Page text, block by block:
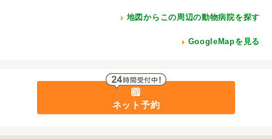
地図からこの周辺の動物病院を探す
GoogleMapを見る
ネット予約